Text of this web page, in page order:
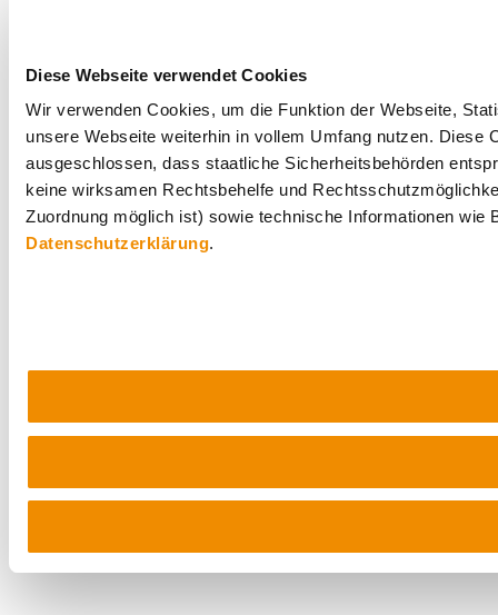
Diese Webseite verwendet Cookies
Wir verwenden Cookies, um die Funktion der Webseite,
unsere Webseite weiterhin in vollem Umfang nutzen.
ausgeschlossen, dass staatliche Sicherheitsbehörden
keine wirksamen Rechtsbehelfe und
Zuordnung möglich ist) sowie technische Informationen
Datenschutzerklärung.